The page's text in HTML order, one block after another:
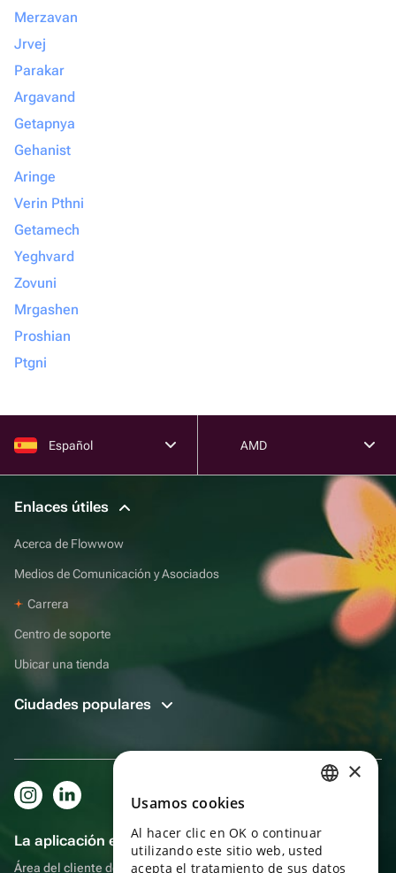
Merzavan
Jrvej
Parakar
Argavand
Getapnya
Gehanist
Aringe
Verin Pthni
Getamech
Yeghvard
Zovuni
Mrgashen
Proshian
Ptgni
Español AMD
Enlaces útiles
Acerca de Flowwow
Medios de Comunicación y Asociados
Carrera
Centro de soporte
Ubicar una tienda
Ciudades populares
La aplicación es aún más práctica.
Área del cliente del destinatario, más bonos por compras y
ENGLISH
UKRAINIAN
×
Usamos cookies
Al hacer clic en OK o continuar
utilizando este sitio web, usted
acepta el tratamiento de sus datos